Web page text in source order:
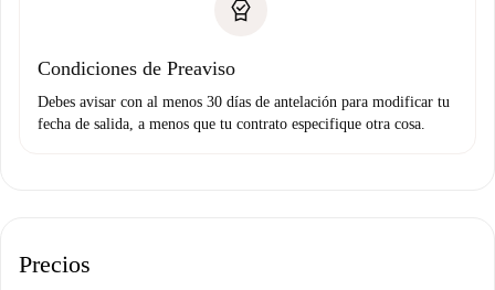
Condiciones de Preaviso
Debes avisar con al menos 30 días de antelación para modificar tu
fecha de salida, a menos que tu contrato especifique otra cosa.
Precios